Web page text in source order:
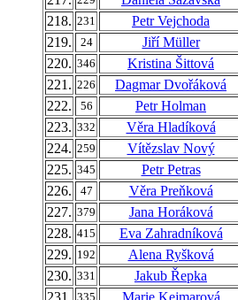
218. 231
Petr Vejchoda
219.
24
Jiří Müller
220. 346
Kristina Šittová
221. 226
Dagmar Dvořáková
222.
56
Petr Holman
223. 332
Věra Hladíková
224. 259
Vítězslav Nový
225. 345
Petr Petras
226.
47
Věra Preňková
227. 379
Jana Horáková
228. 415
Eva Zahradníková
229. 192
Alena Ryšková
230. 331
Jakub Řepka
231. 335
Marie Kejmarová